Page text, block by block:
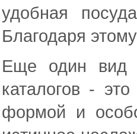
удобная
Благодаря
Еще один вид
каталогов -
формой и